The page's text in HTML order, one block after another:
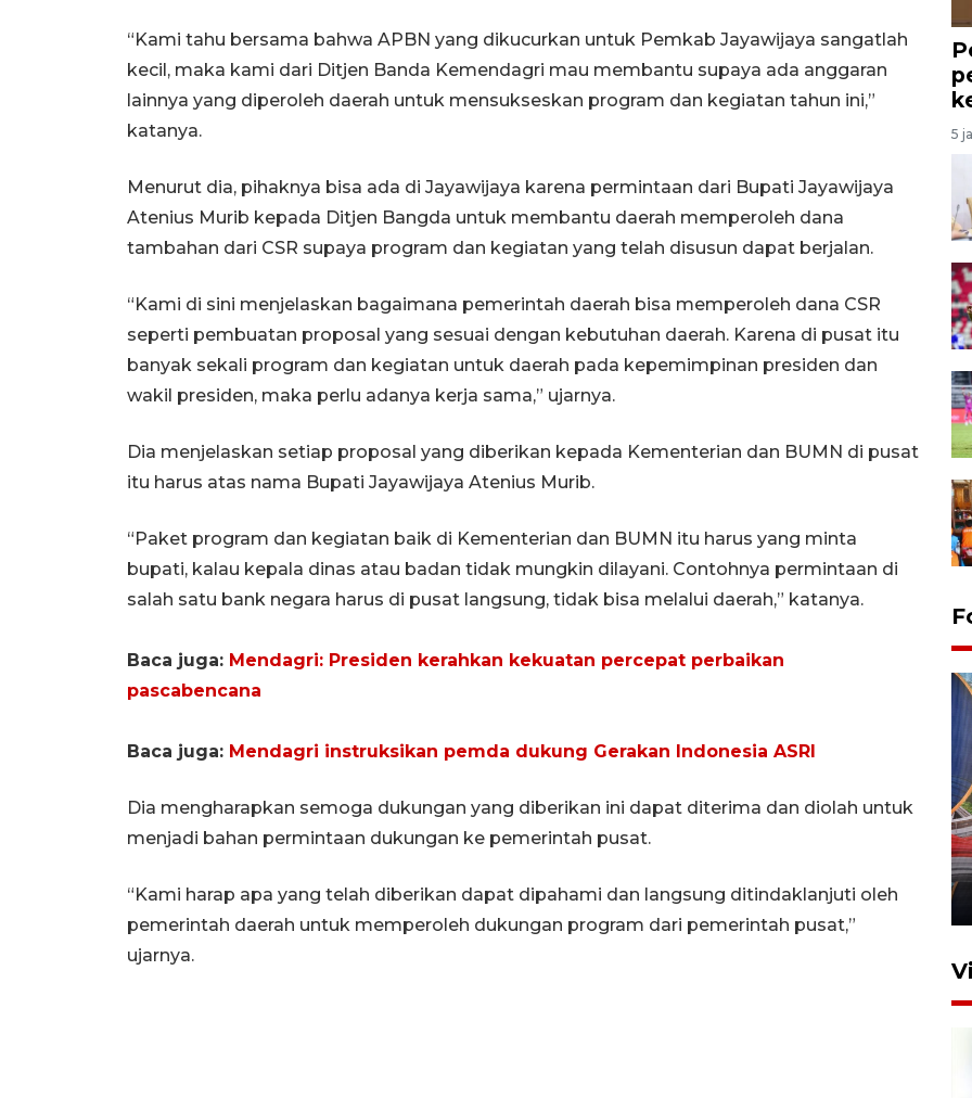
“Kami tahu bersama bahwa APBN yang dikucurkan untuk Pemkab Jayawijaya sangatlah
kecil, maka kami dari Ditjen Banda Kemendagri mau membantu supaya ada anggaran
lainnya yang diperoleh daerah untuk mensukseskan program dan kegiatan tahun ini,”
katanya.
Menurut dia, pihaknya bisa ada di Jayawijaya karena permintaan dari Bupati Jayawijaya
Atenius Murib kepada Ditjen Bangda untuk membantu daerah memperoleh dana
tambahan dari CSR supaya program dan kegiatan yang telah disusun dapat berjalan.
“Kami di sini menjelaskan bagaimana pemerintah daerah bisa memperoleh dana CSR
seperti pembuatan proposal yang sesuai dengan kebutuhan daerah. Karena di pusat itu
banyak sekali program dan kegiatan untuk daerah pada kepemimpinan presiden dan
wakil presiden, maka perlu adanya kerja sama,” ujarnya.
Dia menjelaskan setiap proposal yang diberikan kepada Kementerian dan BUMN di pusat
itu harus atas nama Bupati Jayawijaya Atenius Murib.
“Paket program dan kegiatan baik di Kementerian dan BUMN itu harus yang minta
bupati, kalau kepala dinas atau badan tidak mungkin dilayani. Contohnya permintaan di
salah satu bank negara harus di pusat langsung, tidak bisa melalui daerah,” katanya.
Baca juga: Mendagri: Presiden kerahkan kekuatan percepat perbaikan
pascabencana
Baca juga: Mendagri instruksikan pemda dukung Gerakan Indonesia ASRI
Dia mengharapkan semoga dukungan yang diberikan ini dapat diterima dan diolah untuk
menjadi bahan permintaan dukungan ke pemerintah pusat.
“Kami harap apa yang telah diberikan dapat dipahami dan langsung ditindaklanjuti oleh
pemerintah daerah untuk memperoleh dukungan program dari pemerintah pusat,”
ujarnya.
5
Komisi V DPR tinjau
perlintasan sebidang di
12 Juni 2026 18:49